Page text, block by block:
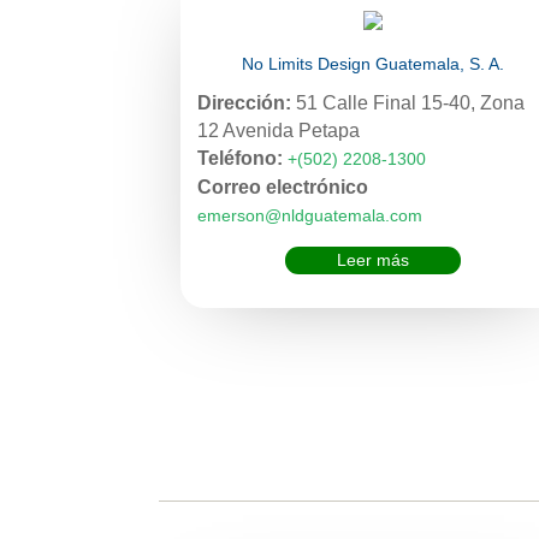
No Limits Design Guatemala, S. A.
Dirección: 51 Calle Final 15-40, Zona
12 Avenida Petapa
Teléfono: +(502) 2208-1300
Correo electrónico
emerson@nldguatemala.com
Leer más